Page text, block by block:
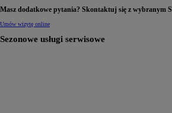
Masz dodatkowe pytania? Skontaktuj się z wybranym
Umów wizytę online
Sezonowe usługi serwisowe